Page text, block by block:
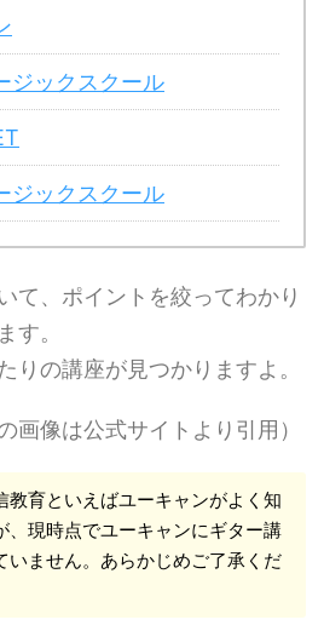
ジックスクール
ジックスクール
て、ポイントを絞ってわかり
す。
りの講座が見つかりますよ。
画像は公式サイトより引用）
教育といえばユーキャンがよく知
、現時点でユーキャンにギター講
いません。あらかじめご了承くだ